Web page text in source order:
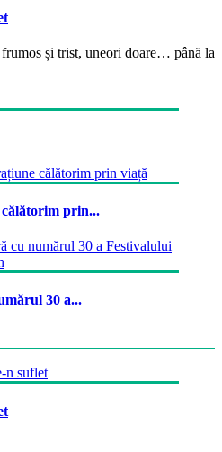
și trist, uneori doare… până la
prin...
30 a...